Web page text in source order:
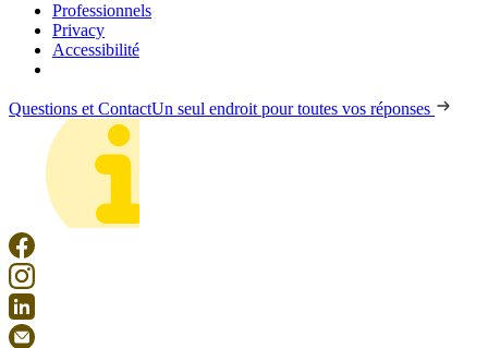
Professionnels
Privacy
Accessibilité
Questions et ContactUn seul endroit pour toutes vos réponses